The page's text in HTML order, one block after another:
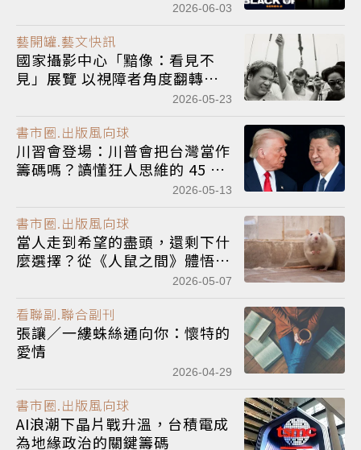
2026-06-03
藝開罐.藝文快訊
國家攝影中心「黯像：看見不
見」展覽 以視障者角度翻轉多
元感官閱讀影像的可能性2026-05-23
書市圈.出版風向球
川習會登場：川普會把台灣當作
籌碼嗎？讀懂狂人思維的 45 個
2026-05-13
書市圈.出版風向球
當人走到希望的盡頭，還剩下什
麼選擇？從《人鼠之間》體悟破
2026-05-07
看聯副.聯合副刊
張讓／一縷蛛絲通向你：懷特的
愛情
2026-04-29
書市圈.出版風向球
AI浪潮下晶片戰升溫，台積電成
為地緣政治的關鍵籌碼